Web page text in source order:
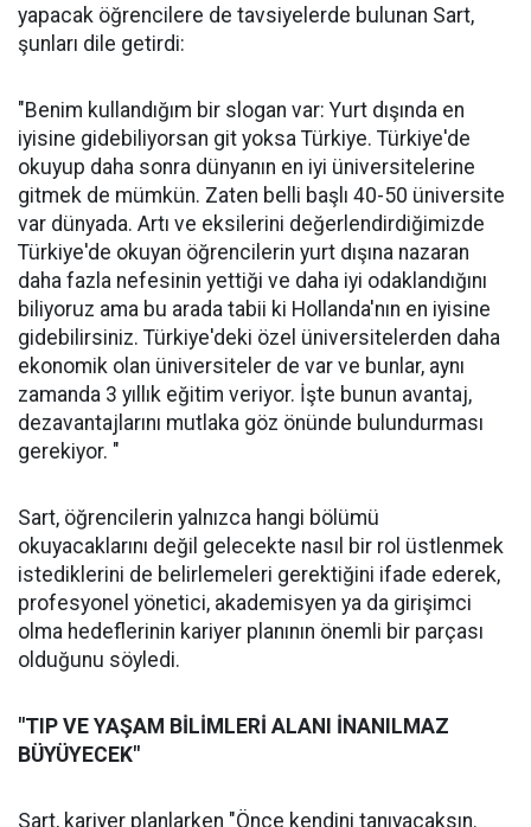
yapacak öğrencilere de tavsiyelerde bulunan Sart,
şunları dile getirdi:
"Benim kullandığım bir slogan var: Yurt dışında en
iyisine gidebiliyorsan git yoksa Türkiye. Türkiye'de
okuyup daha sonra dünyanın en iyi üniversitelerine
gitmek de mümkün. Zaten belli başlı 40-50 üniversite
var dünyada. Artı ve eksilerini değerlendirdiğimizde
Türkiye'de okuyan öğrencilerin yurt dışına nazaran
daha fazla nefesinin yettiği ve daha iyi odaklandığını
biliyoruz ama bu arada tabii ki Hollanda'nın en iyisine
gidebilirsiniz. Türkiye'deki özel üniversitelerden daha
ekonomik olan üniversiteler de var ve bunlar, aynı
zamanda 3 yıllık eğitim veriyor. İşte bunun avantaj,
dezavantajlarını mutlaka göz önünde bulundurması
gerekiyor. "
Sart, öğrencilerin yalnızca hangi bölümü
okuyacaklarını değil gelecekte nasıl bir rol üstlenmek
istediklerini de belirlemeleri gerektiğini ifade ederek,
profesyonel yönetici, akademisyen ya da girişimci
olma hedeflerinin kariyer planının önemli bir parçası
olduğunu söyledi.
"TIP VE YAŞAM BİLİMLERİ ALANI İNANILMAZ
BÜYÜYECEK"
Sart, kariyer planlarken "Önce kendini tanıyacaksın.